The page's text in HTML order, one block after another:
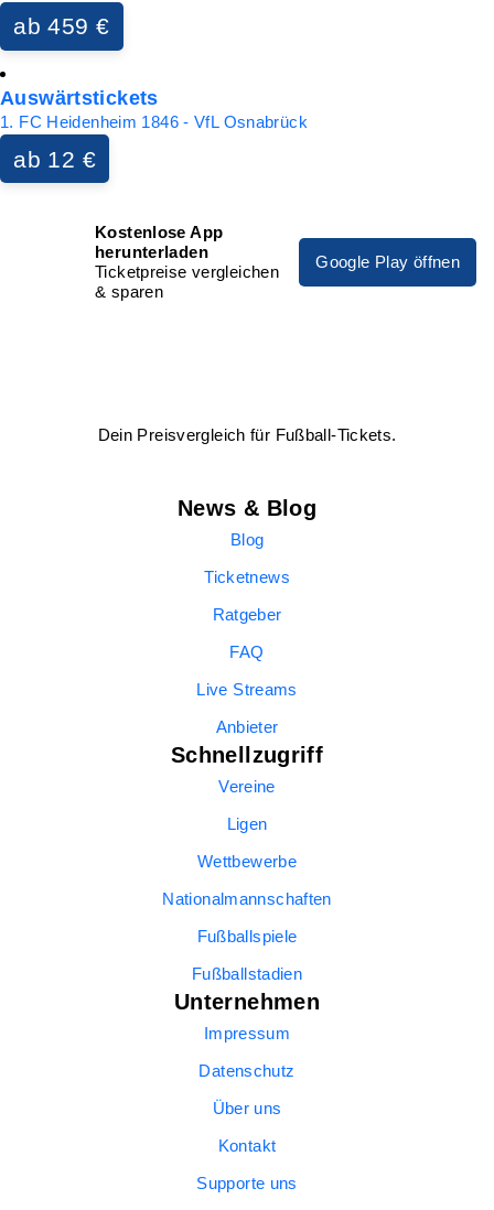
ab 459 €
Auswärtstickets
1. FC Heidenheim 1846 - VfL Osnabrück
ab 12 €
Kostenlose App
herunterladen
Ticketpreise vergleichen
& sparen
Google Play öffnen
Dein Preisvergleich für Fußball-Tickets.
News & Blog
Blog
Ticketnews
Ratgeber
FAQ
Live Streams
Anbieter
Schnellzugriff
Vereine
Ligen
Wettbewerbe
Nationalmannschaften
Fußballspiele
Fußballstadien
Unternehmen
Impressum
Datenschutz
Über uns
Kontakt
Supporte uns